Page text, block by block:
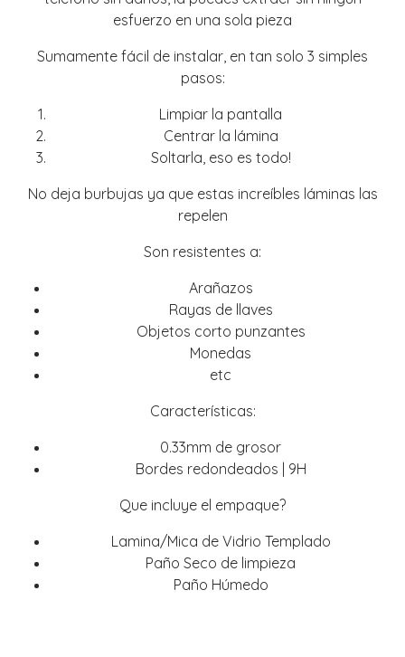
esfuerzo en una sola pieza
Sumamente fácil de instalar, en tan solo 3 simples
pasos:
Limpiar la pantalla
Centrar la lámina
Soltarla, eso es todo!
No deja burbujas ya que estas increíbles láminas las
repelen
Son resistentes a:
Arañazos
Rayas de llaves
Objetos corto punzantes
Monedas
etc
Características:
0.33mm de grosor
Bordes redondeados | 9H
Que incluye el empaque?
Lamina/Mica de Vidrio Templado
Paño Seco de limpieza
Paño Húmedo